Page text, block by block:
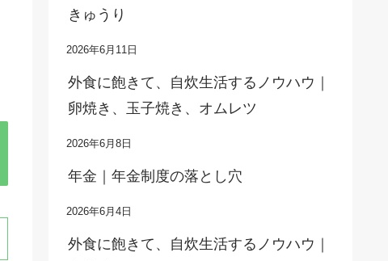
きゅうり
2026年6月11日
外食に飽きて、自炊生活するノウハウ｜
卵焼き、玉子焼き、オムレツ
2026年6月8日
年金｜年金制度の落とし穴
2026年6月4日
外食に飽きて、自炊生活するノウハウ｜